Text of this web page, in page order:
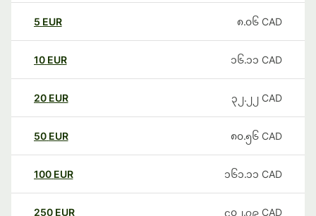
5 EUR ၈.၀၆ CAD
10 EUR ၁၆.၁၁ CAD
20 EUR ၃၂.၂၂ CAD
50 EUR ၈၀.၅၆ CAD
100 EUR ၁၆၁.၁၁ CAD
250 EUR ၄၀၂.၇၉ CAD